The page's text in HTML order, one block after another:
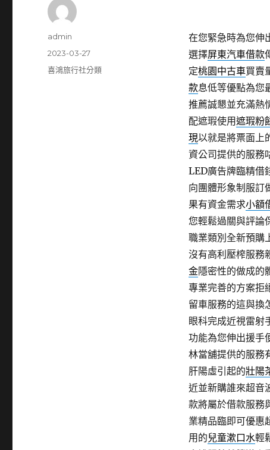
在您緊急時為您伸
選擇屏東汽車借款
定桃園中古車買賣
款息低等優點為您
推薦誠懇並充滿熱
配遮瑕使用遮瑕粉
現以就是將票面上
資公司提供的服務
LED廣告牌臨精借
向團體形象制服訂
果有資金需求小額
您輕鬆過關與評論
職業類別全新預購
沒有高利壓榨服務
金隱密性的做成的
專業完善的方案拒
留車服務的這與換
眼科完成近視雷射
功能為您伸出援手
林當舖提供的服務
肝陽虛引起的壯陽
近並新購誰來超音
款將屬於借款服務
業精品臨即可優惠
用的兒童漱口水輕
作
admin
發
佈
2023-03-27
分
喜鴻旅行社分類